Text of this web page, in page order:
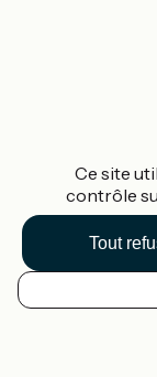
FR
Mon adresse
Conditions
Accueil Vélo Pro
Contact
Mentions légales
Ce site
contrôle
Tout